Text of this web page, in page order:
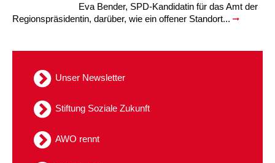
Eva Bender, SPD-Kandidatin für das Amt der
Regionspräsidentin, darüber, wie ein offener Standort...
Unser Newsletter
Stiftung Soziale Zukunft
AWO rennt